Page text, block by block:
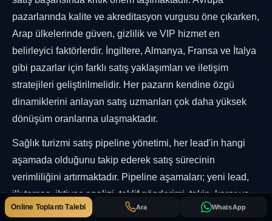
pazarlarında kalite ve akreditasyon vurgusu öne çıkarken,
Arap ülkelerinde güven, gizlilik ve VIP hizmet en
belirleyici faktörlerdir. İngiltere, Almanya, Fransa ve İtalya
gibi pazarlar için farklı satış yaklaşımları ve iletişim
stratejileri geliştirilmelidir. Her pazarın kendine özgü
dinamiklerini anlayan satış uzmanları çok daha yüksek
dönüşüm oranlarına ulaşmaktadır.
Sağlık turizmi satış pipeline yönetimi, her lead'in hangi
aşamada olduğunu takip ederek satış sürecinin
verimliliğini artırmaktadır. Pipeline aşamaları; yeni lead,
ilk temas, ihtiyaç analizi, teklif gönderimi, takip, karar ve
hasta gelişi şeklinde yapılandırılmalıdır. Her aşamadaki
Ara WhatsApp
Online Toplantı Talebi